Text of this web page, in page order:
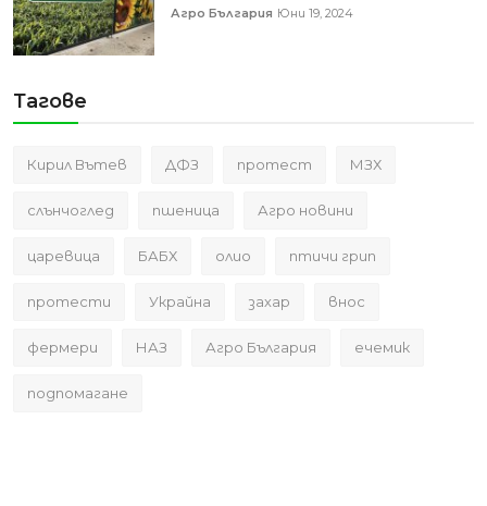
Агро България Юни 19, 2024
Тагове
Кирил Вътев ДФЗ протест МЗХ
слънчоглед пшеница Агро новини
царевица БАБХ олио птичи грип
протести Украйна захар внос
фермери НАЗ Агро България ечемик
подпомагане